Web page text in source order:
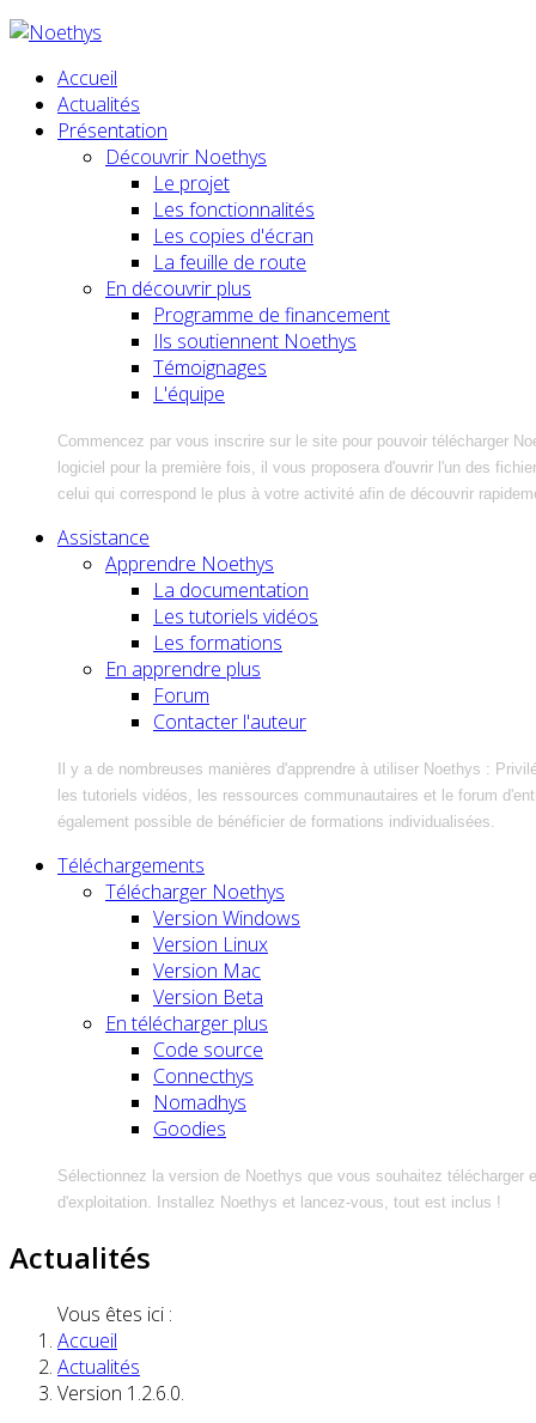
Accueil
Actualités
Présentation
Découvrir Noethys
Le projet
Les fonctionnalités
Les copies d'écran
La feuille de route
En découvrir plus
Programme de financement
Ils soutiennent Noethys
Témoignages
L'équipe
Commencez par vous inscrire sur le site pour pouvoir télécharger
logiciel pour la première fois, il vous proposera d'ouvrir l'un des
celui qui correspond le plus à votre activité afin de découvrir
Assistance
Apprendre Noethys
La documentation
Les tutoriels vidéos
Les formations
En apprendre plus
Forum
Contacter l'auteur
Il y a de nombreuses manières d'apprendre à utiliser Noethys :
les tutoriels vidéos, les ressources communautaires et le forum
également possible de bénéficier de formations individualisées.
Téléchargements
Télécharger Noethys
Version Windows
Version Linux
Version Mac
Version Beta
En télécharger plus
Code source
Connecthys
Nomadhys
Goodies
Sélectionnez la version de Noethys que vous souhaitez télécharger
d'exploitation. Installez Noethys et lancez-vous, tout est inclus !
Actualités
Vous êtes ici :
Accueil
Actualités
Version 1.2.6.0.